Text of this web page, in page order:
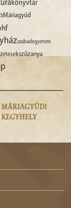
könyvtár
Máriagyűd
szabadegyetem
szűzanya